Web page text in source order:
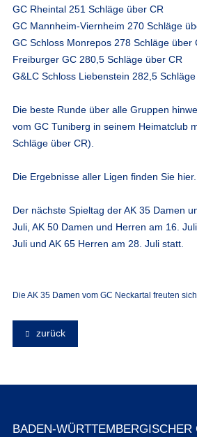
GC Rheintal 251 Schläge über CR
GC Mannheim-Viernheim 270 Schläge
GC Schloss Monrepos 278 Schläge über
Freiburger GC 280,5 Schläge über CR
G&LC Schloss Liebenstein 282,5
Die beste Runde über alle Gruppen
vom GC Tuniberg in seinem Heimatclub
Schläge über CR).
Die Ergebnisse aller Ligen finden Sie hier.
Der nächste Spieltag der AK 35 Damen
Juli, AK 50 Damen und Herren am 16.
Juli und AK 65 Herren am 28. Juli statt.
Die AK 35 Damen vom GC Neckartal freuten
zurück
BADEN-WÜRTTEMBERGISCHER